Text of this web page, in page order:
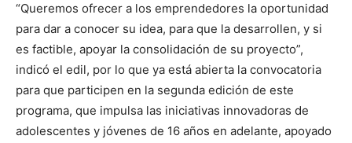
“Queremos ofrecer a los emprendedores la oportunidad
para dar a conocer su idea, para que la desarrollen, y si
es factible, apoyar la consolidación de su proyecto”,
indicó el edil, por lo que ya está abierta la convocatoria
para que participen en la segunda edición de este
programa, que impulsa las iniciativas innovadoras de
adolescentes y jóvenes de 16 años en adelante, apoyado